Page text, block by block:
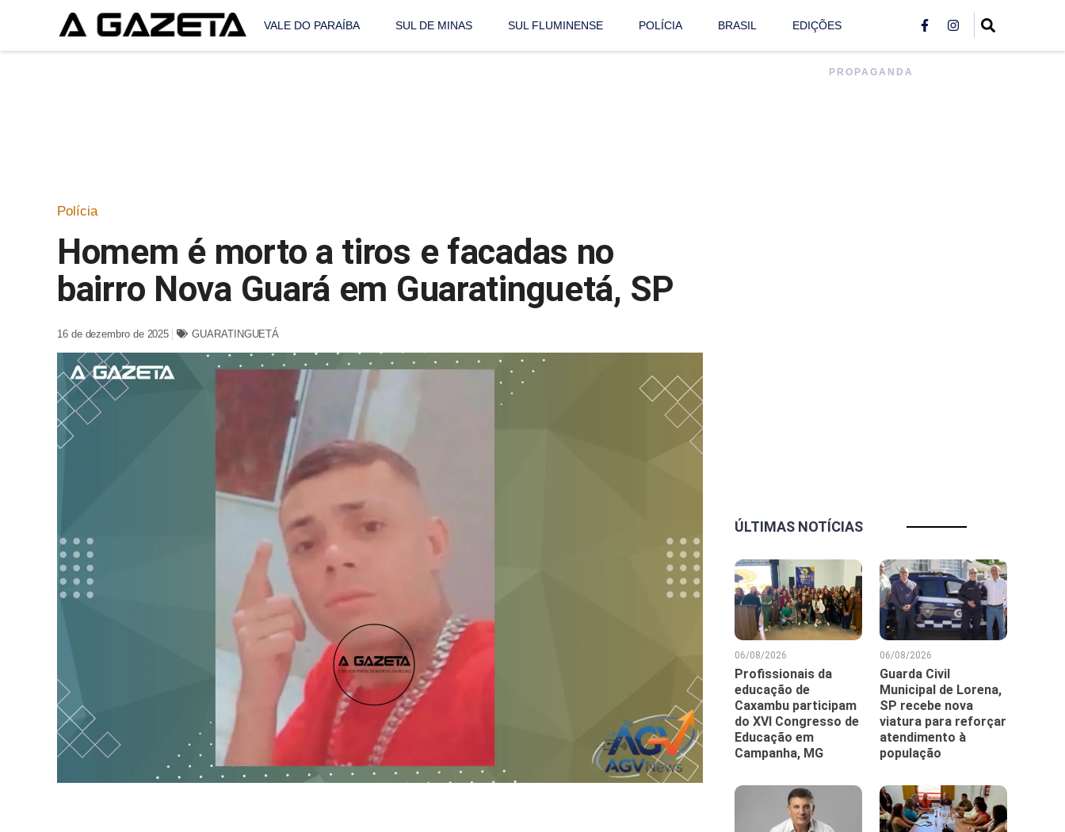
VALE DO PARAÍBA SUL DE MINAS SUL FLUMINENSE POLÍCIA BRASIL EDIÇÕES
Polícia
Homem é morto a tiros e facadas no
bairro Nova Guará em Guaratinguetá, SP
16 de dezembro de 2025 GUARATINGUETÁ
PROPAGANDA
ÚLTIMAS NOTÍCIAS
06/08/2026
Profissionais da
educação de
Caxambu participam
do XVI Congresso de
Educação em
Campanha, MG
06/08/2026
Guarda Civil
Municipal de Lorena,
SP recebe nova
viatura para reforçar
atendimento à
população